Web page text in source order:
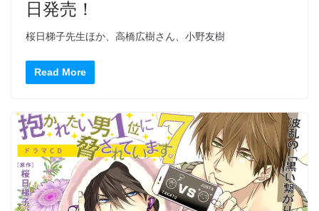
日発売！
桜日梯子先生ほか、高橋広樹さん、小野友樹
Read More